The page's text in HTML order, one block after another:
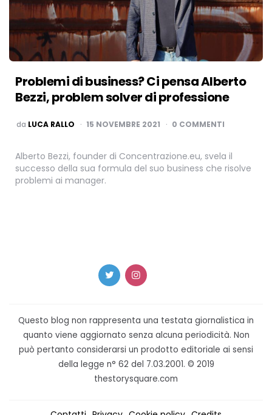
Problemi di business? Ci pensa Alberto
Bezzi, problem solver di professione
PUBBLICATO
da LUCA RALLO 15 NOVEMBRE 2021 0 COMMENTI
Alberto Bezzi, founder di Concentrazione.eu, svela il
successo della sua formula del suo business che risolve
problemi ai manager.
Questo blog non rappresenta una testata giornalistica in
quanto viene aggiornato senza alcuna periodicità. Non
può pertanto considerarsi un prodotto editoriale ai sensi
della legge n° 62 del 7.03.2001. © 2019
thestorysquare.com